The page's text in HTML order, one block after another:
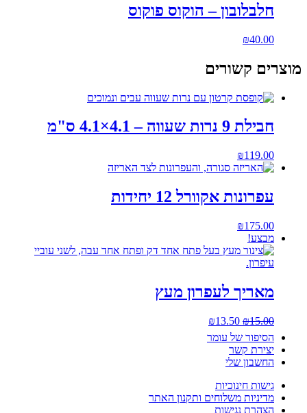
חלבלובון – הוקוס פוקוס
₪40.00
מוצרים קשורים
חבילת 9 נרות שעווה – 4.1×4.1 ס"מ
₪119.00
עפרונות אקוורל 12 יחידות
₪175.00
מבצע!
מאריך לעפרון מעץ
₪15.00
המחיר
המקורי
היה:
₪15.00.
₪13.50
הנוכחי
הוא:
הסיפור של עומר
יצירת קשר
החשבון שלי
גישות חינוכיות
מדיניות משלוחים ותקנון האתר
הצהרת נגישות